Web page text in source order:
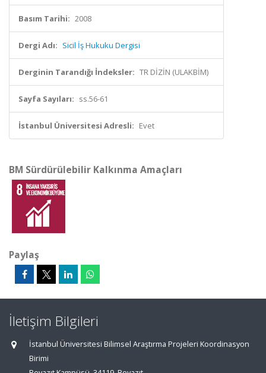
Basım Tarihi: 2008
Dergi Adı: Sicil İş Hukuku Dergisi
Derginin Tarandığı İndeksler: TR DİZİN (ULAKBİM)
Sayfa Sayıları: ss.56-61
İstanbul Üniversitesi Adresli: Evet
BM Sürdürülebilir Kalkınma Amaçları
Paylaş
İletişim Bilgileri
İstanbul Üniversitesi Bilimsel Araştırma Projeleri Koordinasyon
Birimi